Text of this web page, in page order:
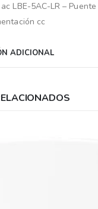
LBE-5AC-LR –
cc
ADICIONAL